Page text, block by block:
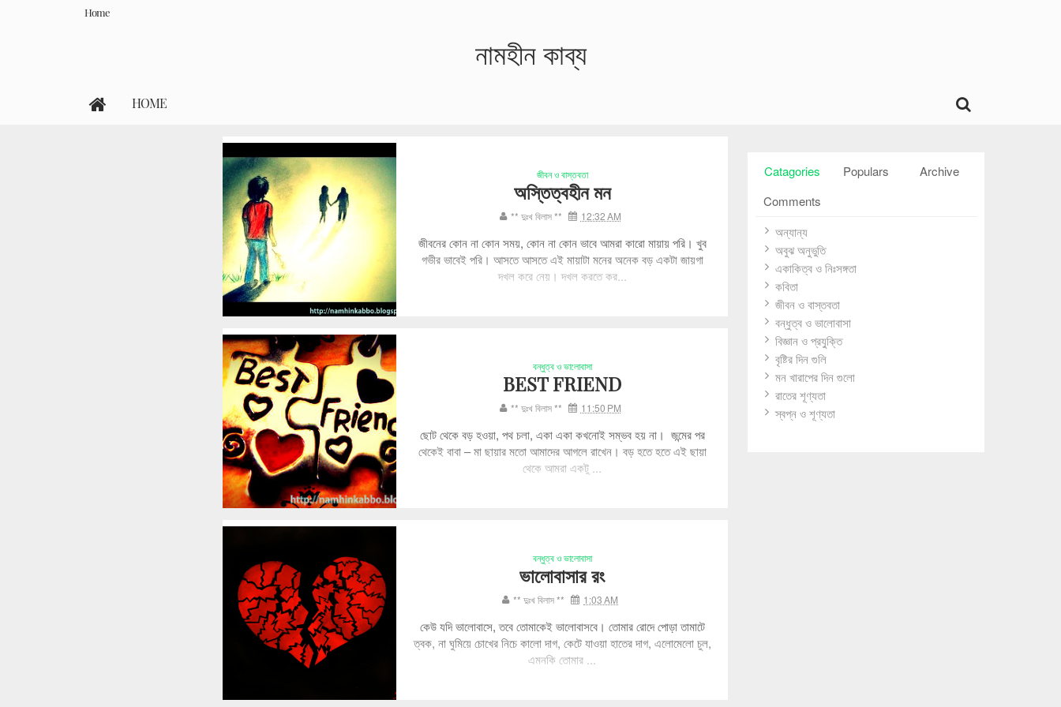
Home
নামহীন কাব্য
HOME
জীবন ও বাস্তবতা
অস্তিত্বহীন মন
** দুঃখ বিলাস ** 12:32 AM
জীবনের কোন না কোন সময়, কোন না কোন ভাবে আমরা কারো মায়ায় পরি। খুব
গভীর ভাবেই পরি। আসতে আসতে এই মায়াটা মনের অনেক বড় একটা জায়গা
দখল করে নেয়। দখল করতে কর...
বন্ধুত্ব ও ভালোবাসা
BEST FRIEND
** দুঃখ বিলাস ** 11:50 PM
ছোট থেকে বড় হওয়া, পথ চলা, একা একা কখনোই সম্ভব হয় না। জন্মের পর
থেকেই বাবা – মা ছায়ার মতো আমাদের আগলে রাখেন। বড় হতে হতে এই ছায়া
থেকে আমরা একটু ...
বন্ধুত্ব ও ভালোবাসা
ভালোবাসার রং
** দুঃখ বিলাস ** 1:03 AM
কেউ যদি ভালোবাসে, তবে তোমাকেই ভালোবাসবে। তোমার রোদে পোড়া তামাটে
ত্বক, না ঘুমিয়ে চোখের নিচে কালো দাগ, কেটে যাওয়া হাতের দাগ, এলোমেলো চুল,
এমনকি তোমার ...
Catagories Populars
Archive
Comments
অন্যান্য
অবুঝ অনুভুতি
একাকিত্ব ও নিঃসঙ্গতা
কবিতা
জীবন ও বাস্তবতা
বন্ধুত্ব ও ভালোবাসা
বিজ্ঞান ও প্রযু্ক্তি
বৃষ্টির দিন গুলি
মন খারাপের দিন গুলো
রাতের শূণ্যতা
স্বপ্ন ও শূণ্যতা